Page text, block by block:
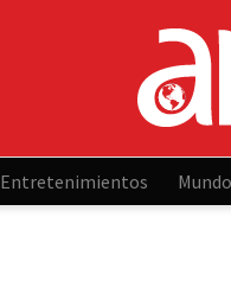
Entretenimientos Mundo